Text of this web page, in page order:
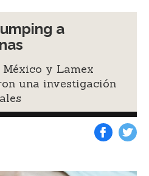
a
y Lamex
una investigación